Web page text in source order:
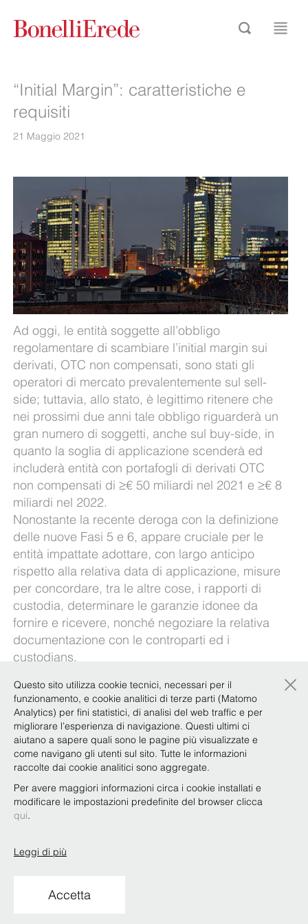
“Initial Margin”: caratteristiche e
requisiti
21 Maggio 2021
Ad oggi, le entità soggette all’obbligo
regolamentare di scambiare l’initial margin sui
derivati, OTC non compensati, sono stati gli
operatori di mercato prevalentemente sul sell-
side; tuttavia, allo stato, è legittimo ritenere che
nei prossimi due anni tale obbligo riguarderà un
gran numero di soggetti, anche sul buy-side, in
quanto la soglia di applicazione scenderà ed
includerà entità con portafogli di derivati OTC
non compensati di ≥€ 50 miliardi nel 2021 e ≥€ 8
miliardi nel 2022.
Nonostante la recente deroga con la definizione
delle nuove Fasi 5 e 6, appare cruciale per le
entità impattate adottare, con largo anticipo
rispetto alla relativa data di applicazione, misure
per concordare, tra le altre cose, i rapporti di
custodia, determinare le garanzie idonee da
fornire e ricevere, nonché negoziare la relativa
documentazione con le controparti ed i
custodians.
Quali sono le varie fasi e le relative
caratteristiche?
Quali sono i requisiti previsti dalla normativa
regolamentare applicabile?
Il nostroFocus Team Debt Capital Markets
affronta queste tematiche nel documento
disponibilequi.
Condizioni d'uso
Questo sito utilizza cookie tecnici, necessari per il
funzionamento, e cookie analitici di terze parti (Matomo
Analytics) per fini statistici, di analisi del web traffic e per
migliorare l’esperienza di navigazione. Questi ultimi ci
aiutano a sapere quali sono le pagine più visualizzate e
come navigano gli utenti sul sito. Tutte le informazioni
raccolte dai cookie analitici sono aggregate.
Per avere maggiori informazioni circa i cookie installati e
modificare le impostazioni predefinite del browser clicca
qui.
Leggi di più
Accetta
×